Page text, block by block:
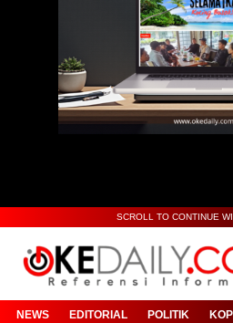
SCROLL TO CONTINUE
NEWS EDITORIAL POLITIK